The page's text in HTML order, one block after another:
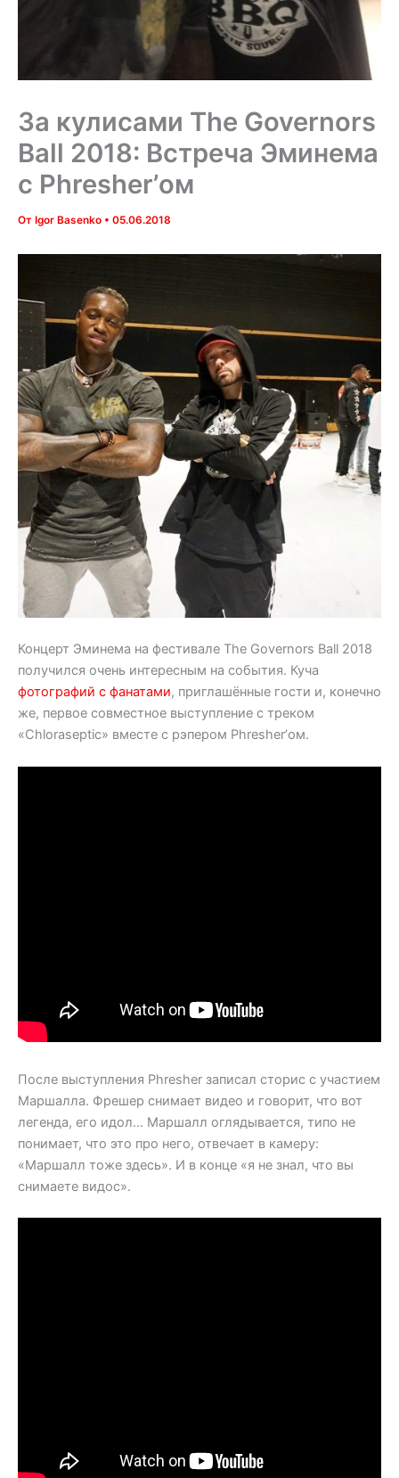
За кулисами The Governors
Ball 2018: Встреча Эминема
с Phresher’ом
От Igor Basenko • 05.06.2018
Концерт Эминема на фестивале The Governors Ball 2018
получился очень интересным на события. Куча
фотографий с фанатами, приглашённые гости и, конечно
же, первое совместное выступление с треком
«Chloraseptic» вместе с рэпером Phresher’ом.
После выступления Phresher записал сторис с участием
Маршалла. Фрешер снимает видео и говорит, что вот
легенда, его идол… Маршалл оглядывается, типо не
понимает, что это про него, отвечает в камеру:
«Маршалл тоже здесь». И в конце «я не знал, что вы
снимаете видос».